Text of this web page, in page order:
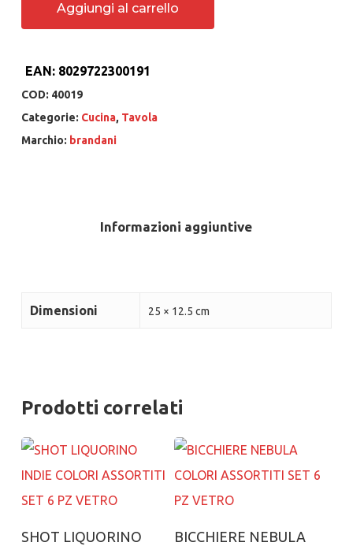
Aggiungi al carrello
EAN: 8029722300191
COD: 40019
Categorie: Cucina, Tavola
Marchio: brandani
Informazioni aggiuntive
Dimensioni 25 × 12.5 cm
Prodotti correlati
Aggiungi al carrello
SHOT LIQUORINO
Aggiungi al carrello
BICCHIERE NEBULA